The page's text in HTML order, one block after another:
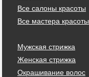
Все салоны красоты
Все мастера красоты
Мужская стрижка
Женская стрижка
Окрашивание волос